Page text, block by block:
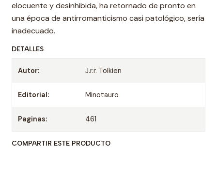
elocuente y desinhibida, ha retornado de pronto en
una época de antirromanticismo casi patológico, sería
inadecuado.
DETALLES
Autor: J.r.r. Tolkien
Editorial: Minotauro
Paginas: 461
COMPARTIR ESTE PRODUCTO